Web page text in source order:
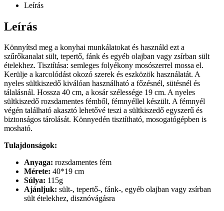
Leírás
Leírás
Könnyítsd meg a konyhai munkálatokat és használd ezt a
szűrőkanalat sült, tepertő, fánk és egyéb olajban vagy zsírban sült
ételekhez. Tisztítása: semleges folyékony mosószerrel mossa el.
Kerülje a karcolódást okozó szerek és eszközök használatát. A
nyeles sültkiszedő kiválóan használható a főzésnél, sütésnél és
tálalásnál. Hossza 40 cm, a kosár szélessége 19 cm. A nyeles
sültkiszedő rozsdamentes fémből, fémnyéllel készült. A fémnyél
végén található akasztó lehetővé teszi a sültkiszedő egyszerű és
biztonságos tárolását. Könnyedén tisztítható, mosogatógépben is
mosható.
Tulajdonságok:
Anyaga: rozsdamentes fém
Mérete: 40*19 cm
Súlya: 115g
Ajánljuk: sült-, tepertő-, fánk-, egyéb olajban vagy zsírban
sült ételekhez, disznóvágásra